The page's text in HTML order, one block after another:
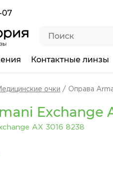
07
Контактные линзы
очки Оправа
Exchange